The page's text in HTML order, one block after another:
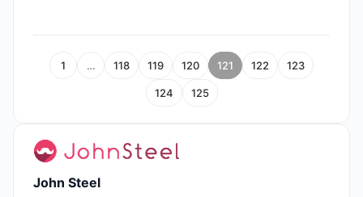
1 … 118 119 120 121 122 123
124 125
John Steel